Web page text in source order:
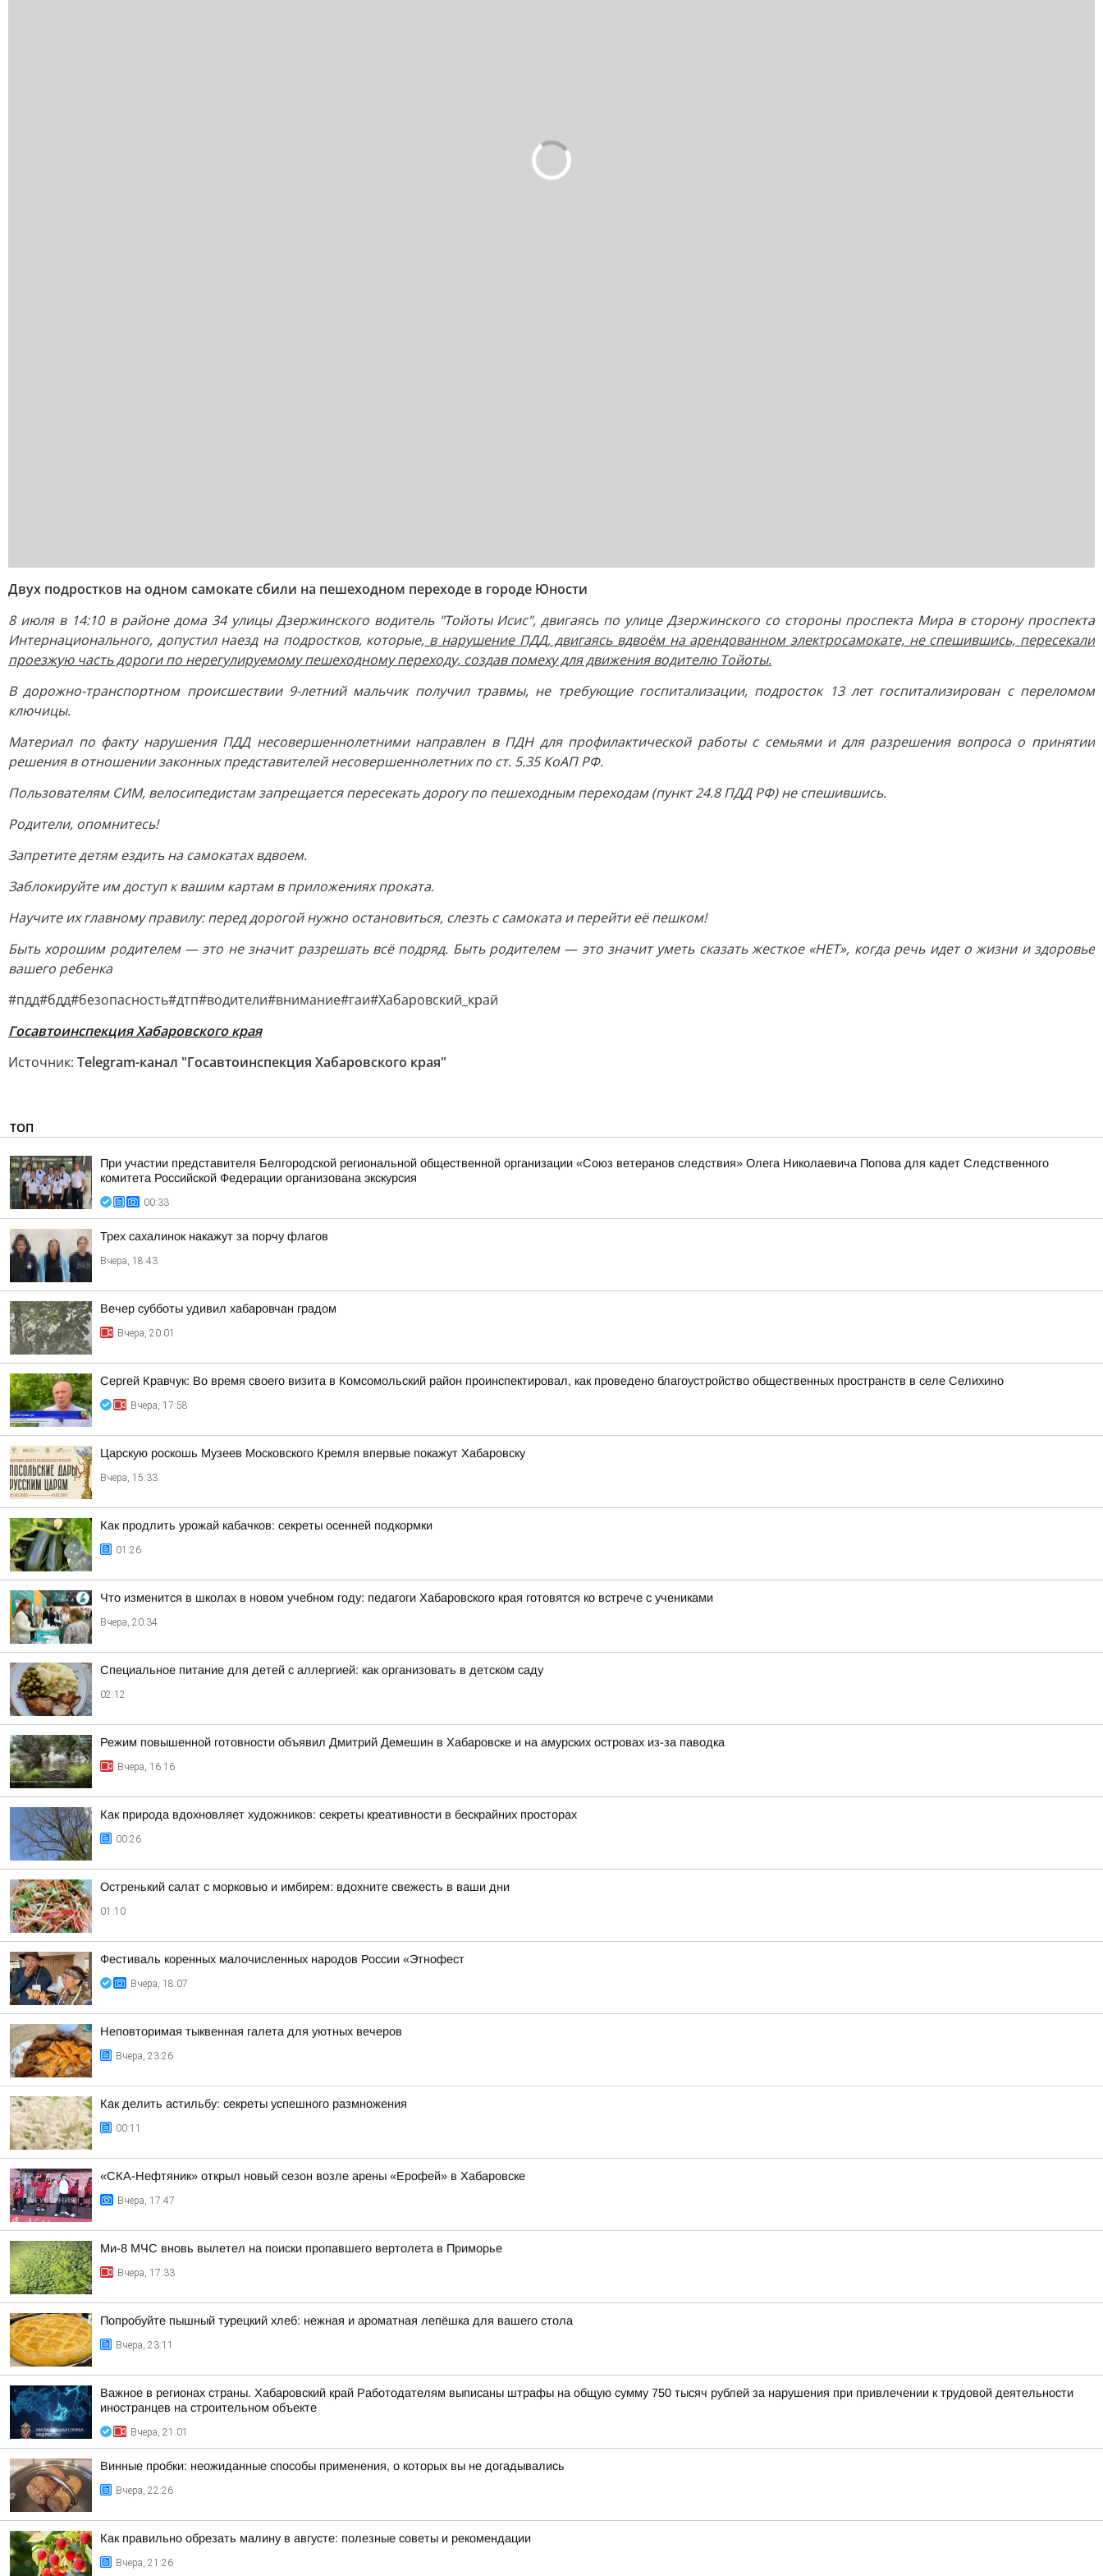
Двух подростков на одном самокате сбили на пешеходном переходе в городе Юности
8 июля в 14:10 в районе дома 34 улицы Дзержинского водитель "Тойоты Исис", двигаясь по улице Дзержинского со стороны проспекта Мира в сторону проспекта
Интернационального, допустил наезд на подростков, которые, в нарушение ПДД, двигаясь вдвоём на арендованном электросамокате, не спешившись, пересекали
проезжую часть дороги по нерегулируемому пешеходному переходу, создав помеху для движения водителю Тойоты.
В дорожно-транспортном происшествии 9-летний мальчик получил травмы, не требующие госпитализации, подросток 13 лет госпитализирован с переломом
ключицы.
Материал по факту нарушения ПДД несовершеннолетними направлен в ПДН для профилактической работы с семьями и для разрешения вопроса о принятии
решения в отношении законных представителей несовершеннолетних по ст. 5.35 КоАП РФ.
Пользователям СИМ, велосипедистам запрещается пересекать дорогу по пешеходным переходам (пункт 24.8 ПДД РФ) не спешившись.
Родители, опомнитесь!
Запретите детям ездить на самокатах вдвоем.
Заблокируйте им доступ к вашим картам в приложениях проката.
Научите их главному правилу: перед дорогой нужно остановиться, слезть с самоката и перейти её пешком!
Быть хорошим родителем — это не значит разрешать всё подряд. Быть родителем — это значит уметь сказать жесткое «НЕТ», когда речь идет о жизни и здоровье
вашего ребенка
#пдд#бдд#безопасность#дтп#водители#внимание#гаи#Хабаровский_край
Госавтоинспекция Хабаровского края
Источник: Telegram-канал "Госавтоинспекция Хабаровского края"
ТОП
При участии представителя Белгородской региональной общественной организации «Союз ветеранов следствия» Олега Николаевича Попова для кадет Следственного
комитета Российской Федерации организована экскурсия
00:33
Трех сахалинок накажут за порчу флагов
Вчера, 18:43
Вечер субботы удивил хабаровчан градом
Вчера, 20:01
Сергей Кравчук: Во время своего визита в Комсомольский район проинспектировал, как проведено благоустройство общественных пространств в селе Селихино
Вчера, 17:58
Царскую роскошь Музеев Московского Кремля впервые покажут Хабаровску
Вчера, 15:33
Как продлить урожай кабачков: секреты осенней подкормки
01:26
Что изменится в школах в новом учебном году: педагоги Хабаровского края готовятся ко встрече с учениками
Вчера, 20:34
Специальное питание для детей с аллергией: как организовать в детском саду
02:12
Режим повышенной готовности объявил Дмитрий Демешин в Хабаровске и на амурских островах из-за паводка
Вчера, 16:16
Как природа вдохновляет художников: секреты креативности в бескрайних просторах
00:26
Остренький салат с морковью и имбирем: вдохните свежесть в ваши дни
01:10
Фестиваль коренных малочисленных народов России «Этнофест
Вчера, 18:07
Неповторимая тыквенная галета для уютных вечеров
Вчера, 23:26
Как делить астильбу: секреты успешного размножения
00:11
«СКА-Нефтяник» открыл новый сезон возле арены «Ерофей» в Хабаровске
Вчера, 17:47
Ми-8 МЧС вновь вылетел на поиски пропавшего вертолета в Приморье
Вчера, 17:33
Попробуйте пышный турецкий хлеб: нежная и ароматная лепёшка для вашего стола
Вчера, 23:11
Важное в регионах страны. Хабаровский край Работодателям выписаны штрафы на общую сумму 750 тысяч рублей за нарушения при привлечении к трудовой деятельности
иностранцев на строительном объекте
Вчера, 21:01
Винные пробки: неожиданные способы применения, о которых вы не догадывались
Вчера, 22:26
Как правильно обрезать малину в августе: полезные советы и рекомендации
Вчера, 21:26